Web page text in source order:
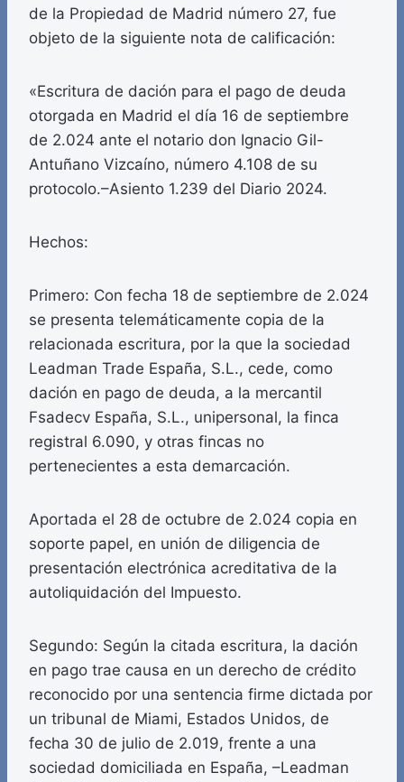
de la Propiedad de Madrid número 27, fue
objeto de la siguiente nota de calificación:
«Escritura de dación para el pago de deuda
otorgada en Madrid el día 16 de septiembre
de 2.024 ante el notario don Ignacio Gil-
Antuñano Vizcaíno, número 4.108 de su
protocolo.–Asiento 1.239 del Diario 2024.
Hechos:
Primero: Con fecha 18 de septiembre de 2.024
se presenta telemáticamente copia de la
relacionada escritura, por la que la sociedad
Leadman Trade España, S.L., cede, como
dación en pago de deuda, a la mercantil
Fsadecv España, S.L., unipersonal, la finca
registral 6.090, y otras fincas no
pertenecientes a esta demarcación.
Aportada el 28 de octubre de 2.024 copia en
soporte papel, en unión de diligencia de
presentación electrónica acreditativa de la
autoliquidación del Impuesto.
Segundo: Según la citada escritura, la dación
en pago trae causa en un derecho de crédito
reconocido por una sentencia firme dictada por
un tribunal de Miami, Estados Unidos, de
fecha 30 de julio de 2.019, frente a una
sociedad domiciliada en España, –Leadman